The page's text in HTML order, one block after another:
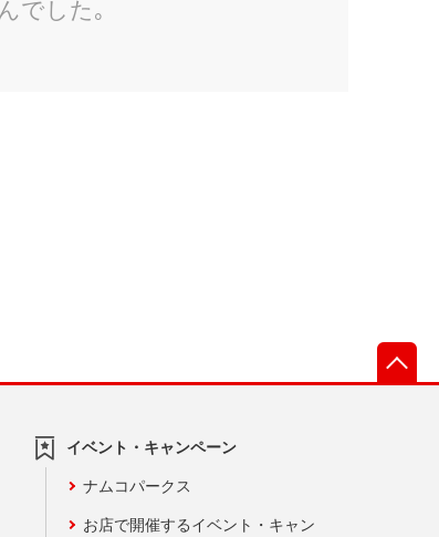
イベント・キャンペーン
ナムコパークス
お店で開催するイベント・キャン